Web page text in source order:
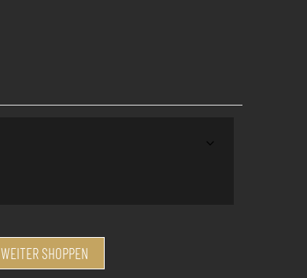
WEITER SHOPPEN